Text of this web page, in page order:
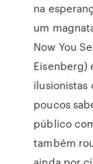
na
um
Now You
Eisenberg)
ilusionistas
poucos
público
também